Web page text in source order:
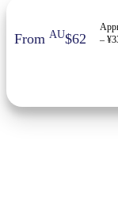
From AU$62
–